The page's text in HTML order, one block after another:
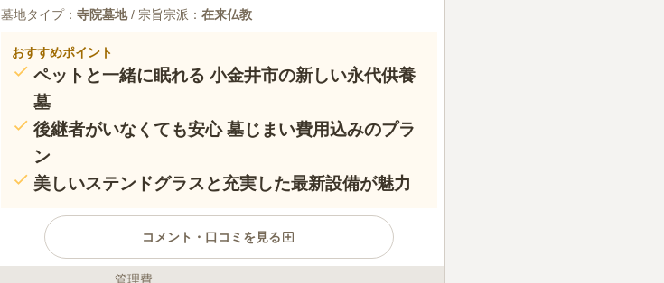
墓地タイプ： 寺院墓地/ 宗旨宗派： 在来仏教
おすすめポイント
ペットと一緒に眠れる 小金井市の新しい永代供養
墓
後継者がいなくても安心 墓じまい費用込みのプラ
ン
美しいステンドグラスと充実した最新設備が魅力
コメント・口コミを見る
管理費